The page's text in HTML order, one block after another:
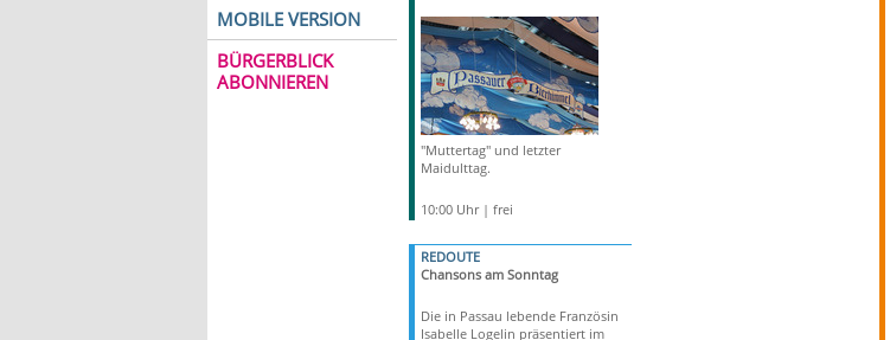
MOBILE VERSION
BÜRGERBLICK
ABONNIEREN
"Muttertag" und letzter
Maidulttag.
10:00 Uhr | frei
REDOUTE
Chansons am Sonntag
Die in Passau lebende Französin
Isabelle Logelin präsentiert im